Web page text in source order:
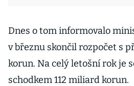
Dnes o tom informovalo
v březnu skončil rozpočet s
korun. Na celý letošní rok je
schodkem 112 miliard korun.